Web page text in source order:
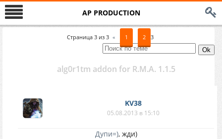
AP PRODUCTION
Страница 3 из 3 « 1 2 3
alg0r1tm addon for R.M.A. 1.1.5
KV38
05.08.2013 в 15:10
Дупи=), жди)